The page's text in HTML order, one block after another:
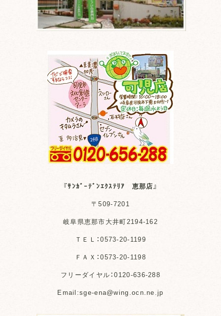
『ｻﾝｶﾞｰﾃﾞﾝｴｸｽﾃﾘｱ 恵那店』
〒509-7201
岐阜県恵那市大井町2194-162
ＴＥＬ：0573-20-1199
ＦＡＸ：0573-20-1198
フリーダイヤル：0120-636-288
Email:sge-ena@wing.ocn.ne.jp